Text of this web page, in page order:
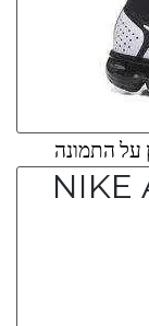
על התמונה
NIKE